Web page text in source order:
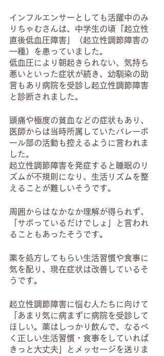
インフルエンサーとしても活躍中のみ
りちゃむさんは、中学生の頃「起立性
直後低血圧障害」（起立性調節障害の
一種）を患っていました。
低血圧により朝起きられない、気持ち
悪いといった症状が続き、幼馴染の助
言もあり病院を受診し起立性調節障害
と診断されました。
頭痛や極度の貧血などの症状もあり、
医師からは当時所属していたバレーボ
ール部の活動も控えるように言われま
した。
起立性調節障害を発症すると睡眠のリ
ズムが不規則になり、生活リズムを整
えることが難しいそうです。
周囲からはなかなか理解が得られず、
「サボっているだけでしょ」と言われ
ることもあったそうです。
薬を処方してもらい生活習慣や食事に
気を配り、現在症状は改善しているそ
うです。
起立性調節障害に悩む人たちに向けて
「あまり気に病まずに病院を受診して
ほしい。薬はしっかり飲んで、なるべ
く正しい生活習慣・食事をしていれば
きっと大丈夫」とメッセージを送りま